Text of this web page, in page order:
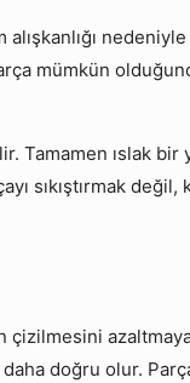
nedeniyle
mümkün
Tamamen ıslak
sıkıştırmak
çizilmesini
doğru olur.